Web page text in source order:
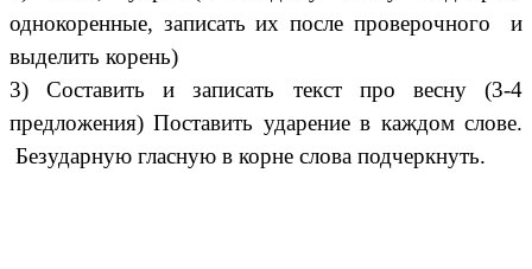
однокоренные, записать их после проверочного и
выделить корень)
3) Составить и записать текст про весну (3-4
предложения) Поставить ударение в каждом слове.
Безударную гласную в корне слова подчеркнуть.